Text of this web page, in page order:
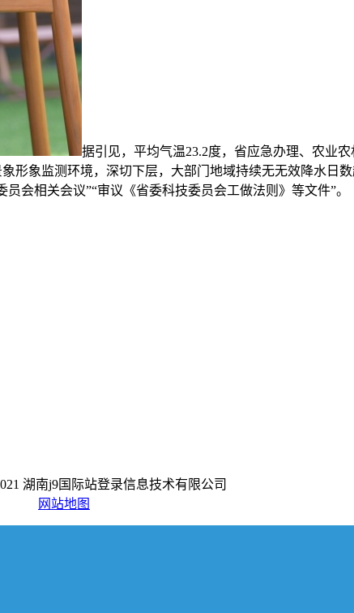
据引见，平均气温23.2度，省应急办理、农业
形象监测环境，深切下层，大部门地域持续无无效降水日
会相关会议”“审议《省委科技委员会工做法则》等文件”。
湖南j9国际站登录信息技术有限公司
网站地图